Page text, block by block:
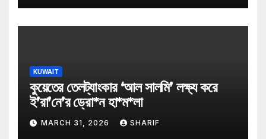
KUWAIT
কুয়েতের তেলট্যাংকার ‘আল সালমি’ লক্ষ্য করে
ই’রা’নে’র ড্রো*ন হা*ম*লা
MARCH 31, 2026 SHARIF